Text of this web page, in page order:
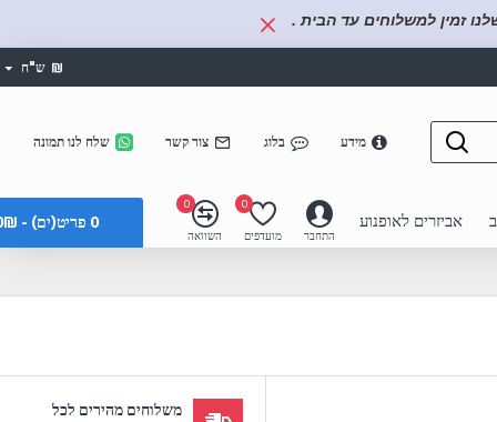
זמין למשלוחים עד הבית .
₪ ש"ח
מידע בלוג צור קשר שלח לנו תמונה
אביזרים לאופנוע
התחבר מועדפים
0
השוואה
0
0 פריט(ים) - 0₪
משלוחים מהירים לכל